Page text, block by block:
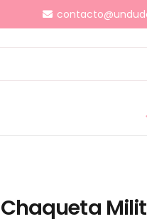
Chaqueta